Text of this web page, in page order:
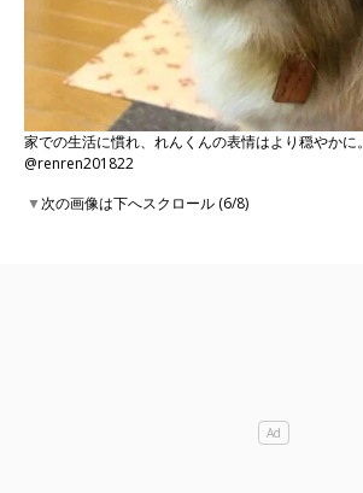
家での生活に慣れ、れんくんの表情はより穏やかに。
@renren201822
▼次の画像は下へスクロール (6/8)